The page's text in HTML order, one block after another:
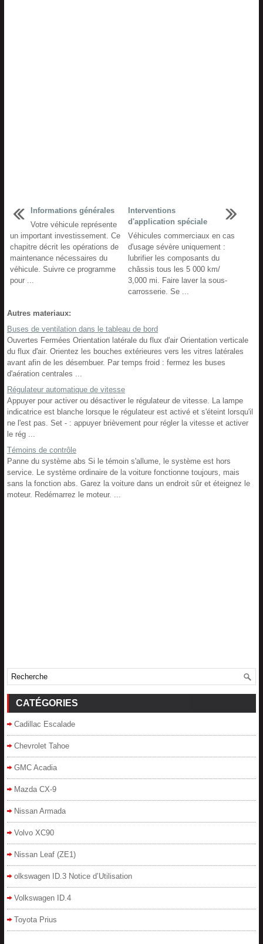
Informations générales
Votre véhicule représente
un important investissement. Ce
chapitre décrit les opérations de
maintenance nécessaires du
véhicule. Suivre ce programme
pour ...
Interventions
d'application spéciale
Véhicules commerciaux en cas
d'usage sévère uniquement :
lubrifier les composants du
châssis tous les 5 000 km/
3,000 mi. Faire laver la sous-
carrosserie. Se ...
Autres materiaux:
Buses de ventilation dans le tableau de bord
Ouvertes Fermées Orientation latérale du flux d'air Orientation verticale
du flux d'air. Orientez les bouches extérieures vers les vitres latérales
avant afin de les désembuer. Par temps froid : fermez les buses
d'aération centrales ...
Régulateur automatique de vitesse
Appuyer pour activer ou désactiver le régulateur de vitesse. La lampe
indicatrice est blanche lorsque le régulateur est activé et s'éteint lorsqu'il
ne l'est pas. Set - : appuyer brièvement pour régler la vitesse et activer
le rég ...
Témoins de contrôle
Panne du système abs Si le témoin s'allume, le système est hors
service. Le système ordinaire de la voiture fonctionne toujours, mais
sans la fonction abs. Garez la voiture dans un endroit sûr et éteignez le
moteur. Redémarrez le moteur. ...
CATÉGORIES
Cadillac Escalade
Chevrolet Tahoe
GMC Acadia
Mazda CX-9
Nissan Armada
Volvo XC90
Nissan Leaf (ZE1)
olkswagen ID.3 Notice d’Utilisation
Volkswagen ID.4
Toyota Prius